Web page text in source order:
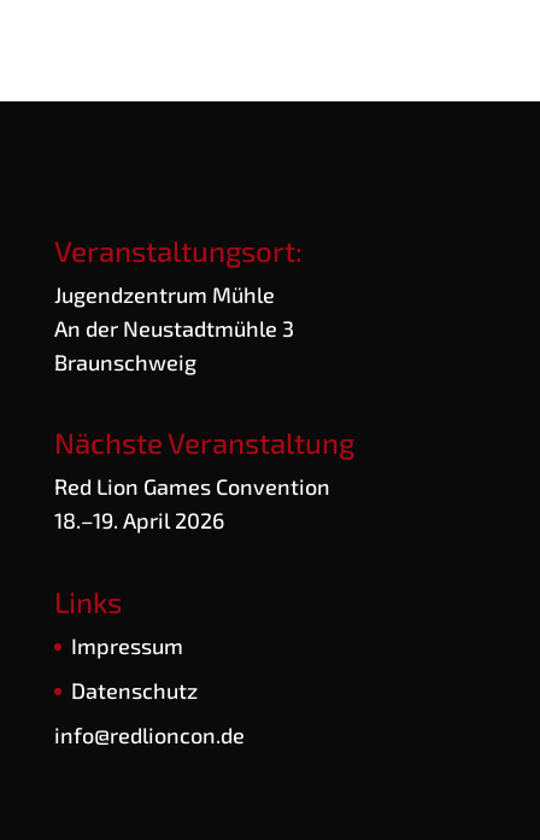
Veranstaltungsort:
Jugend­zen­trum Mühle
An der Neu­stadt­müh­le 3
Braunschweig
Nächste Veranstaltung
Red Lion Games Convention
18.–19. April 2026
Links
Impres­sum
Daten­schutz
info@redlioncon.de